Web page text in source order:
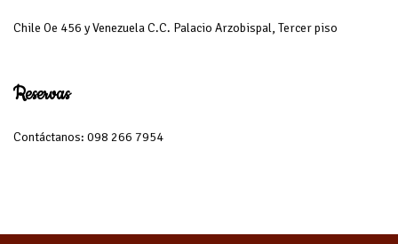
Chile Oe 456 y Venezuela C.C. Palacio Arzobispal, Tercer piso
Reservas
Contáctanos: 098 266 7954